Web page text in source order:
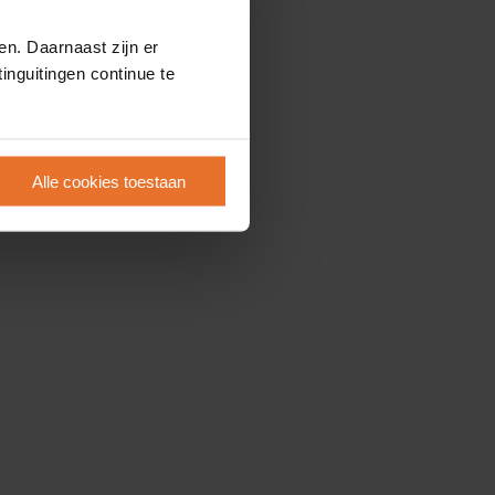
Daarnaast zijn er
continue te
Alle cookies toestaan